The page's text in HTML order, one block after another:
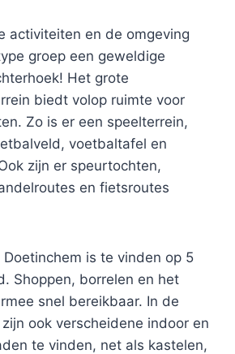
activiteiten en de omgeving
groep een geweldige
Het grote
biedt volop ruimte voor
Zo is er een speelterrein,
voetbaltafel en
zijn er speurtochten,
en fietsroutes
is te vinden op 5
Shoppen, borrelen en het
snel bereikbaar. In de
ook verscheidene indoor en
te vinden, net als kastelen,